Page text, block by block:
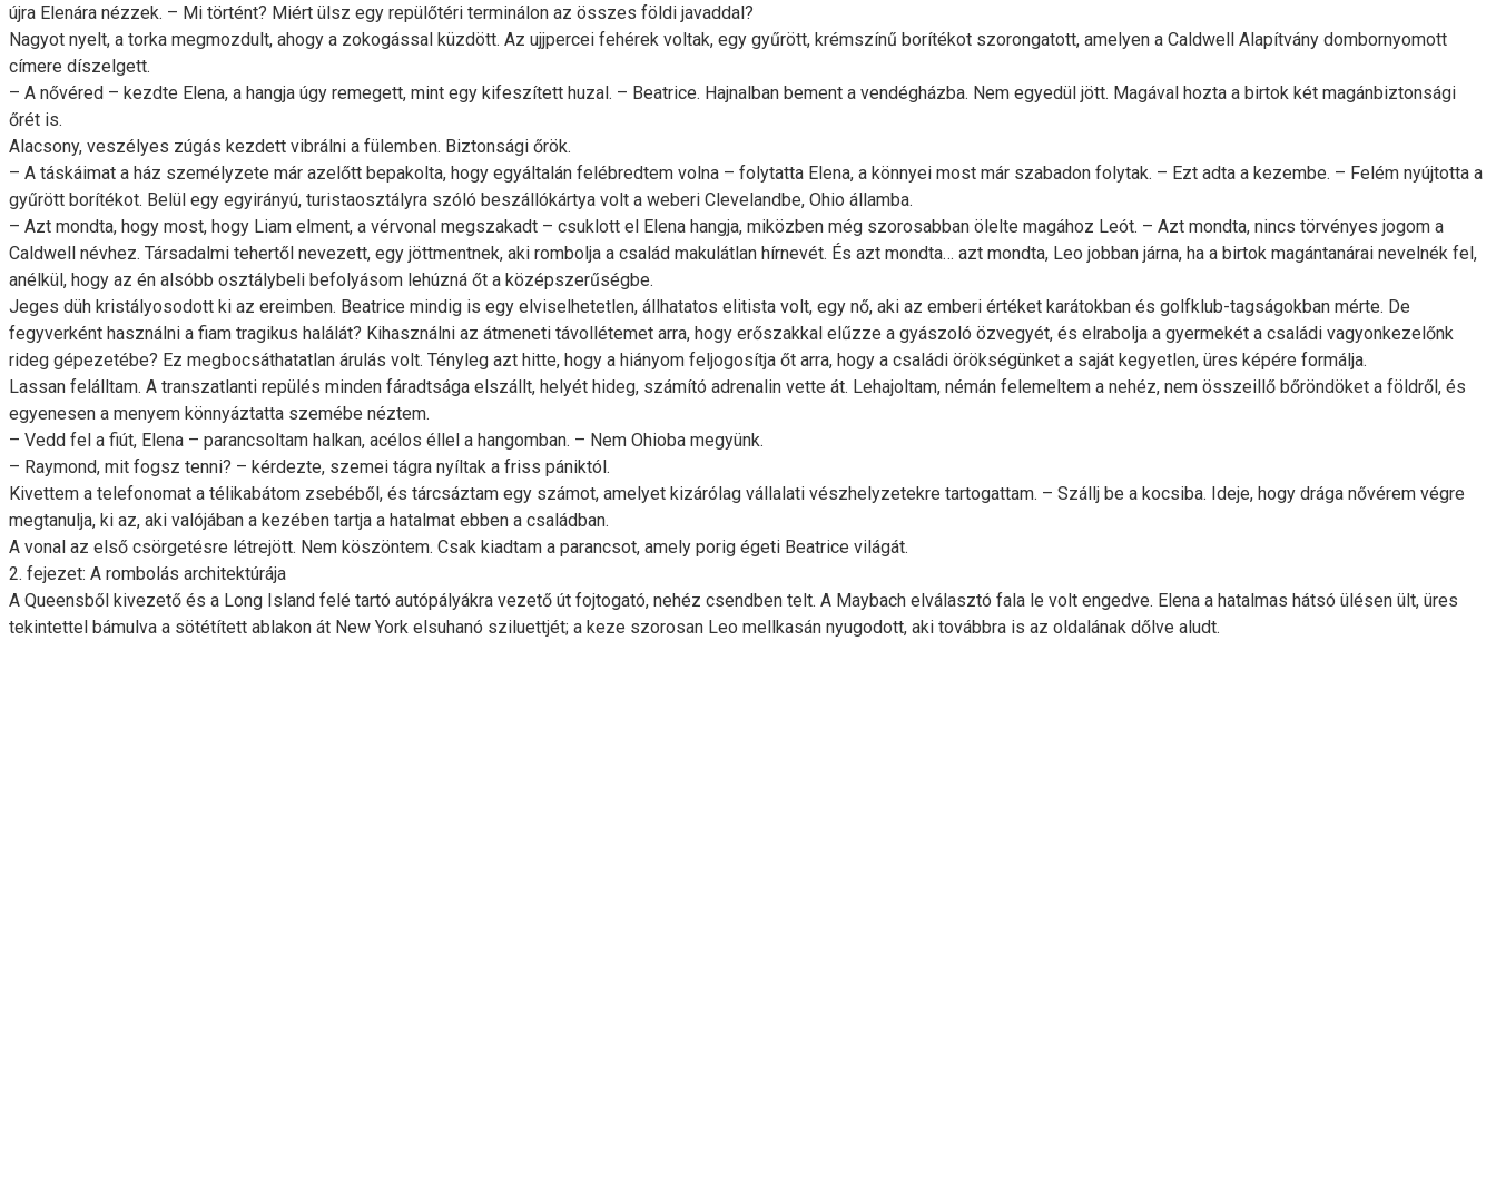
újra Elenára nézzek. – Mi történt? Miért ülsz egy repülőtéri terminálon az összes földi javaddal?
Nagyot nyelt, a torka megmozdult, ahogy a zokogással küzdött. Az ujjpercei fehérek voltak, egy gyűrött, krémszínű borítékot szorongatott, amelyen a Caldwell Alapítvány dombornyomott
címere díszelgett.
– A nővéred – kezdte Elena, a hangja úgy remegett, mint egy kifeszített huzal. – Beatrice. Hajnalban bement a vendégházba. Nem egyedül jött. Magával hozta a birtok két magánbiztonsági
őrét is.
Alacsony, veszélyes zúgás kezdett vibrálni a fülemben. Biztonsági őrök.
– A táskáimat a ház személyzete már azelőtt bepakolta, hogy egyáltalán felébredtem volna – folytatta Elena, a könnyei most már szabadon folytak. – Ezt adta a kezembe. – Felém nyújtotta a
gyűrött borítékot. Belül egy egyirányú, turistaosztályra szóló beszállókártya volt a weberi Clevelandbe, Ohio államba.
– Azt mondta, hogy most, hogy Liam elment, a vérvonal megszakadt – csuklott el Elena hangja, miközben még szorosabban ölelte magához Leót. – Azt mondta, nincs törvényes jogom a
Caldwell névhez. Társadalmi tehertől nevezett, egy jöttmentnek, aki rombolja a család makulátlan hírnevét. És azt mondta… azt mondta, Leo jobban járna, ha a birtok magántanárai nevelnék fel,
anélkül, hogy az én alsóbb osztálybeli befolyásom lehúzná őt a középszerűségbe.
Jeges düh kristályosodott ki az ereimben. Beatrice mindig is egy elviselhetetlen, állhatatos elitista volt, egy nő, aki az emberi értéket karátokban és golfklub-tagságokban mérte. De
fegyverként használni a fiam tragikus halálát? Kihasználni az átmeneti távollétemet arra, hogy erőszakkal elűzze a gyászoló özvegyét, és elrabolja a gyermekét a családi vagyonkezelőnk
rideg gépezetébe? Ez megbocsáthatatlan árulás volt. Tényleg azt hitte, hogy a hiányom feljogosítja őt arra, hogy a családi örökségünket a saját kegyetlen, üres képére formálja.
Lassan felálltam. A transzatlanti repülés minden fáradtsága elszállt, helyét hideg, számító adrenalin vette át. Lehajoltam, némán felemeltem a nehéz, nem összeillő bőröndöket a földről, és
egyenesen a menyem könnyáztatta szemébe néztem.
– Vedd fel a fiút, Elena – parancsoltam halkan, acélos éllel a hangomban. – Nem Ohioba megyünk.
– Raymond, mit fogsz tenni? – kérdezte, szemei tágra nyíltak a friss pániktól.
Kivettem a telefonomat a télikabátom zsebéből, és tárcsáztam egy számot, amelyet kizárólag vállalati vészhelyzetekre tartogattam. – Szállj be a kocsiba. Ideje, hogy drága nővérem végre
megtanulja, ki az, aki valójában a kezében tartja a hatalmat ebben a családban.
A vonal az első csörgetésre létrejött. Nem köszöntem. Csak kiadtam a parancsot, amely porig égeti Beatrice világát.
2. fejezet: A rombolás architektúrája
A Queensből kivezető és a Long Island felé tartó autópályákra vezető út fojtogató, nehéz csendben telt. A Maybach elválasztó fala le volt engedve. Elena a hatalmas hátsó ülésen ült, üres
tekintettel bámulva a sötétített ablakon át New York elsuhanó sziluettjét; a keze szorosan Leo mellkasán nyugodott, aki továbbra is az oldalának dőlve aludt.